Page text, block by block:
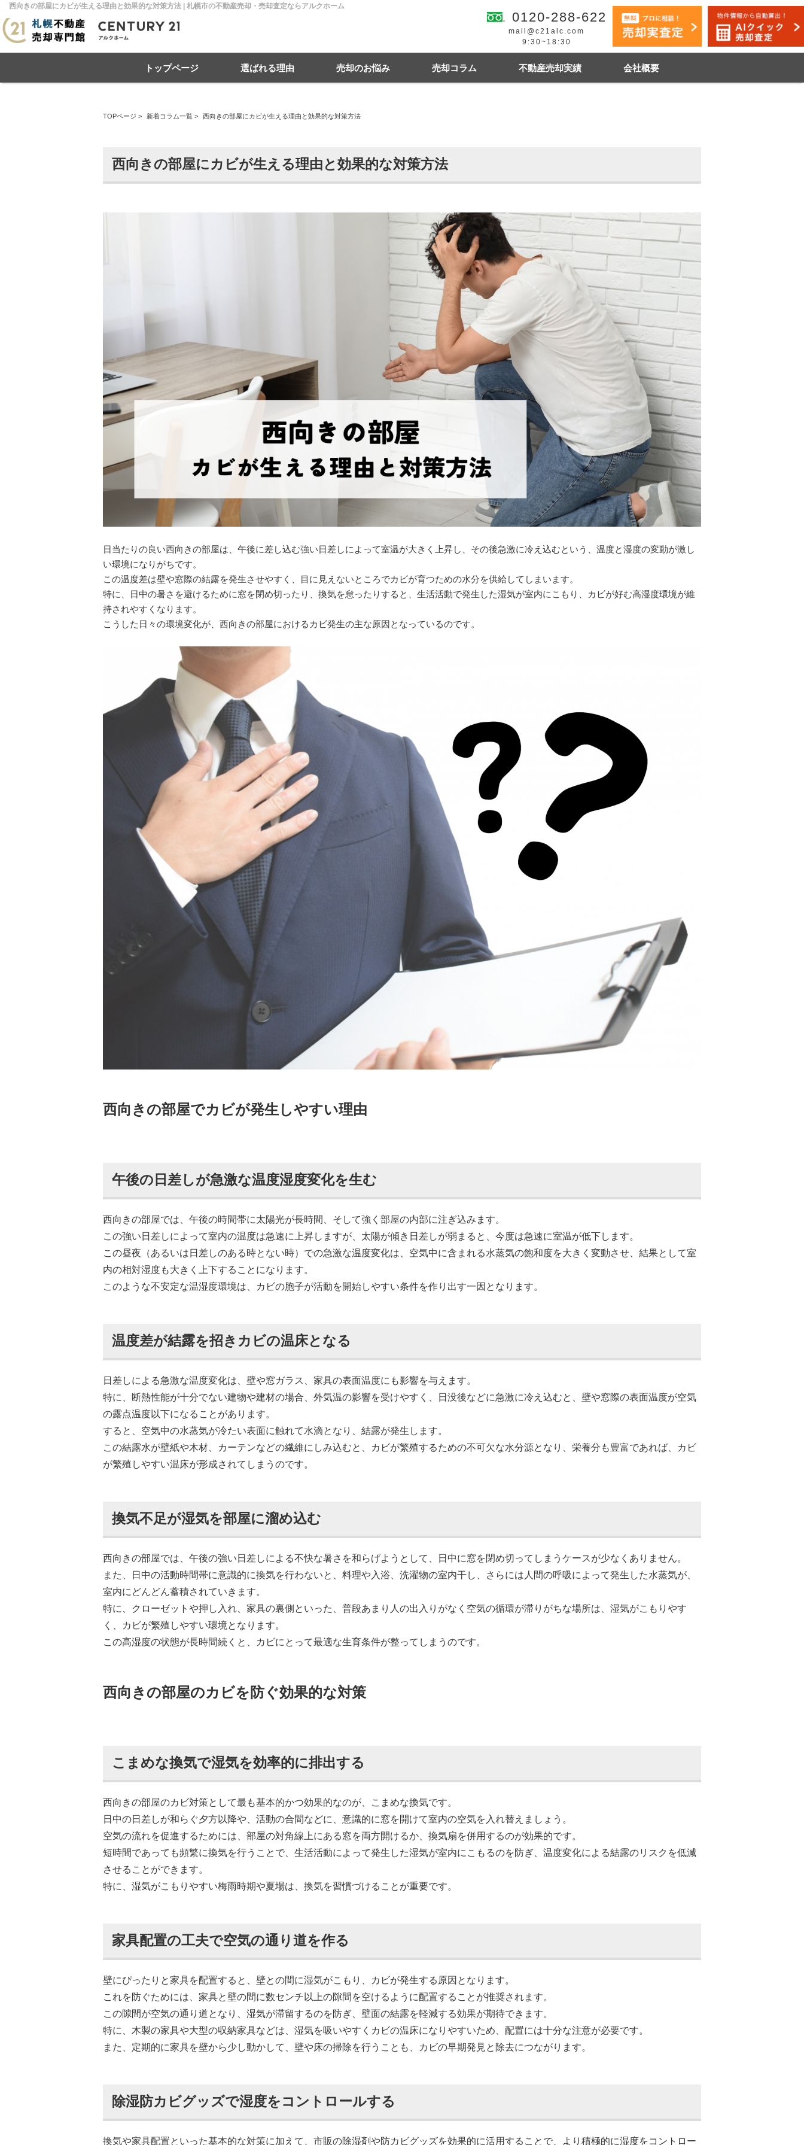
西向きの部屋にカビが生える理由と効果的な対策方法 | 札幌市の不動産売却・売却査定ならアルクホーム
0120-288-622
mail@c21alc.com
9:30~18:30
トップページ 選ばれる理由 売却のお悩み 売却コラム 不動産売却実績
札幌市南区 札幌市北区 札幌市東区 札幌市西区 札幌市中央区 札幌市手稲区 札幌市白石区
北広島市 小樽市 石狩市
空き家
会社概要
TOPページ > 新着コラム一覧 > 西向きの部屋にカビが生える理由と効果的な対策方法
西向きの部屋にカビが生える理由と効果的な対策方法
日当たりの良い西向きの部屋は、午後に差し込む強い日差しによって室温が大きく上昇し、その後急激に冷え込むという、温度と湿度の変動が激し
い環境になりがちです。
この温度差は壁や窓際の結露を発生させやすく、目に見えないところでカビが育つための水分を供給してしまいます。
特に、日中の暑さを避けるために窓を閉め切ったり、換気を怠ったりすると、生活活動で発生した湿気が室内にこもり、カビが好む高湿度環境が維
持されやすくなります。
こうした日々の環境変化が、西向きの部屋におけるカビ発生の主な原因となっているのです。
西向きの部屋でカビが発生しやすい理由
午後の日差しが急激な温度湿度変化を生む
西向きの部屋では、午後の時間帯に太陽光が長時間、そして強く部屋の内部に注ぎ込みます。
この強い日差しによって室内の温度は急速に上昇しますが、太陽が傾き日差しが弱まると、今度は急速に室温が低下します。
この昼夜（あるいは日差しのある時とない時）での急激な温度変化は、空気中に含まれる水蒸気の飽和度を大きく変動させ、結果として室
内の相対湿度も大きく上下することになります。
このような不安定な温湿度環境は、カビの胞子が活動を開始しやすい条件を作り出す一因となります。
温度差が結露を招きカビの温床となる
日差しによる急激な温度変化は、壁や窓ガラス、家具の表面温度にも影響を与えます。
特に、断熱性能が十分でない建物や建材の場合、外気温の影響を受けやすく、日没後などに急激に冷え込むと、壁や窓際の表面温度が空気
の露点温度以下になることがあります。
すると、空気中の水蒸気が冷たい表面に触れて水滴となり、結露が発生します。
この結露水が壁紙や木材、カーテンなどの繊維にしみ込むと、カビが繁殖するための不可欠な水分源となり、栄養分も豊富であれば、カビ
が繁殖しやすい温床が形成されてしまうのです。
換気不足が湿気を部屋に溜め込む
西向きの部屋では、午後の強い日差しによる不快な暑さを和らげようとして、日中に窓を閉め切ってしまうケースが少なくありません。
また、日中の活動時間帯に意識的に換気を行わないと、料理や入浴、洗濯物の室内干し、さらには人間の呼吸によって発生した水蒸気が、
室内にどんどん蓄積されていきます。
特に、クローゼットや押し入れ、家具の裏側といった、普段あまり人の出入りがなく空気の循環が滞りがちな場所は、湿気がこもりやす
く、カビが繁殖しやすい環境となります。
この高湿度の状態が長時間続くと、カビにとって最適な生育条件が整ってしまうのです。
西向きの部屋のカビを防ぐ効果的な対策
こまめな換気で湿気を効率的に排出する
西向きの部屋のカビ対策として最も基本的かつ効果的なのが、こまめな換気です。
日中の日差しが和らぐ夕方以降や、活動の合間などに、意識的に窓を開けて室内の空気を入れ替えましょう。
空気の流れを促進するためには、部屋の対角線上にある窓を両方開けるか、換気扇を併用するのが効果的です。
短時間であっても頻繁に換気を行うことで、生活活動によって発生した湿気が室内にこもるのを防ぎ、温度変化による結露のリスクを低減
させることができます。
特に、湿気がこもりやすい梅雨時期や夏場は、換気を習慣づけることが重要です。
家具配置の工夫で空気の通り道を作る
壁にぴったりと家具を配置すると、壁との間に湿気がこもり、カビが発生する原因となります。
これを防ぐためには、家具と壁の間に数センチ以上の隙間を空けるように配置することが推奨されます。
この隙間が空気の通り道となり、湿気が滞留するのを防ぎ、壁面の結露を軽減する効果が期待できます。
特に、木製の家具や大型の収納家具などは、湿気を吸いやすくカビの温床になりやすいため、配置には十分な注意が必要です。
また、定期的に家具を壁から少し動かして、壁や床の掃除を行うことも、カビの早期発見と除去につながります。
除湿防カビグッズで湿度をコントロールする
換気や家具配置といった基本的な対策に加えて、市販の除湿剤や防カビグッズを効果的に活用することで、より積極的に湿度をコントロー